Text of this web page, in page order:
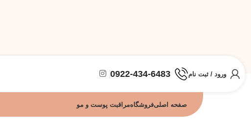
ورود / ثبت نام 0922-434-6483
صفحه اصلیفروشگاهمراقبت پوست و مو